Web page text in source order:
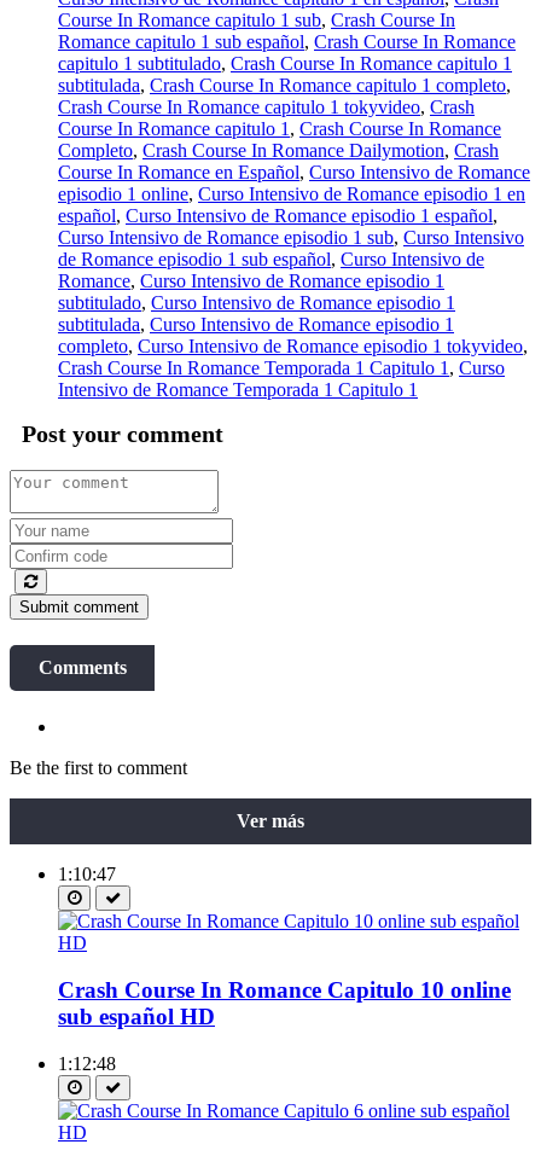
Course In Romance capitulo 1 sub, Crash Course In
Romance capitulo 1 sub español, Crash Course In Romance
capitulo 1 subtitulado, Crash Course In Romance capitulo 1
subtitulada, Crash Course In Romance capitulo 1 completo,
Crash Course In Romance capitulo 1 tokyvideo, Crash
Course In Romance capitulo 1 , Crash Course In Romance
Completo, Crash Course In Romance Dailymotion, Crash
Course In Romance en Español, Curso Intensivo de Romance
episodio 1 online, Curso Intensivo de Romance episodio 1 en
español, Curso Intensivo de Romance episodio 1 español,
Curso Intensivo de Romance episodio 1 sub, Curso Intensivo
de Romance episodio 1 sub español, Curso Intensivo de
Romance, Curso Intensivo de Romance episodio 1
subtitulado, Curso Intensivo de Romance episodio 1
subtitulada, Curso Intensivo de Romance episodio 1
completo, Curso Intensivo de Romance episodio 1 tokyvideo,
Crash Course In Romance Temporada 1 Capitulo 1 , Curso
Intensivo de Romance Temporada 1 Capitulo 1
Post your comment
Submit comment
Comments
Be the first to comment
Ver más
1:10:47
Crash Course In Romance Capitulo 10 online
sub español HD
1:12:48